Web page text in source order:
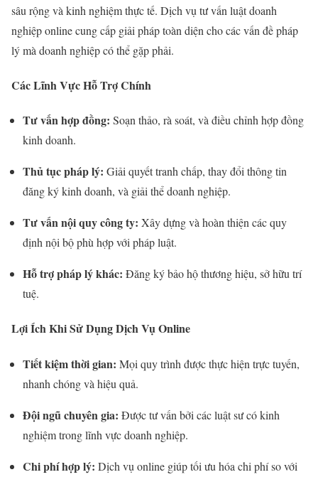
sâu rộng và kinh nghiệm thực tế. Dịch vụ tư vấn luật doanh
nghiệp online cung cấp giải pháp toàn diện cho các vấn đề pháp
lý mà doanh nghiệp có thể gặp phải.
Các Lĩnh Vực Hỗ Trợ Chính
Tư vấn hợp đồng: Soạn thảo, rà soát, và điều chỉnh hợp đồng
kinh doanh.
Thủ tục pháp lý: Giải quyết tranh chấp, thay đổi thông tin
đăng ký kinh doanh, và giải thể doanh nghiệp.
Tư vấn nội quy công ty: Xây dựng và hoàn thiện các quy
định nội bộ phù hợp với pháp luật.
Hỗ trợ pháp lý khác: Đăng ký bảo hộ thương hiệu, sở hữu trí
tuệ.
Lợi Ích Khi Sử Dụng Dịch Vụ Online
Tiết kiệm thời gian: Mọi quy trình được thực hiện trực tuyến,
nhanh chóng và hiệu quả.
Đội ngũ chuyên gia: Được tư vấn bởi các luật sư có kinh
nghiệm trong lĩnh vực doanh nghiệp.
Chi phí hợp lý: Dịch vụ online giúp tối ưu hóa chi phí so với